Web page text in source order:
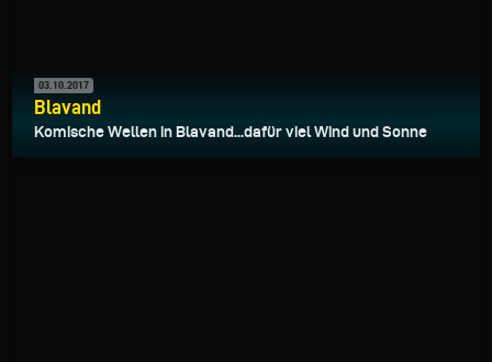
03.10.2017
Blavand
Komische Wellen in Blavand...dafür viel Wind und Sonne